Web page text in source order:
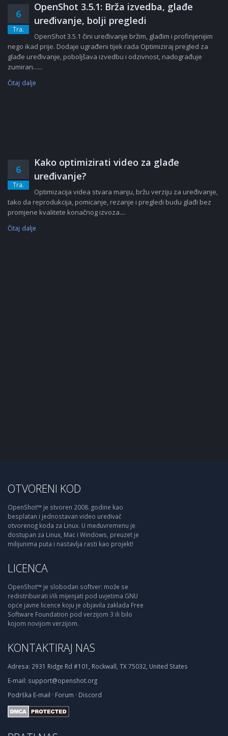
6
Tra.
OpenShot 3.5.1: Brža izvedba, glađe
uređivanje, bolji pregledi
OpenShot 3.5.1 čini uređivanje bržim, glađim i profinjenijim
nego ikad prije. Dodaje ugrađeni tijek rada Optimiziraj pregled za
glađe uređivanje, poboljšava izvedbu i odzivnost, nadograđuje
zumiran......
Čitaj dalje
6
Tra.
Kako optimizirati video za glađe
uređivanje?
Optimizacija videa stvara manju, bržu verziju za uređivanje,
tako da reprodukcija, pomicanje, rezanje i pregledi budu glađi bez
promjene kvalitete konačnog izvoza....
Čitaj dalje
OTVORENI KOD
OpenShot™ je stvoren 2008. godine kao
besplatan i jednostavan video uređivač
otvorenog koda za Linux. U međuvremenu je
dostupan za Linux, Mac i Windows, preuzet je
milijunima puta i nastavlja rasti kao projekt!
LICENCA
OpenShot™ je slobodan softver: može se
redistribuirati i/ili mijenjati pod uvjetima GNU
opće javne licence koju je objavila zaklada Free
Software Foundation pod verzijom 3 ili bilo
kojom novijom verzijom.
KONTAKTIRAJ NAS
Adresa: 2931 Ridge Rd #101, Rockwall, TX 75032, United States
E-mail: support@openshot.org
Podrška E-mail · Forum · Discord